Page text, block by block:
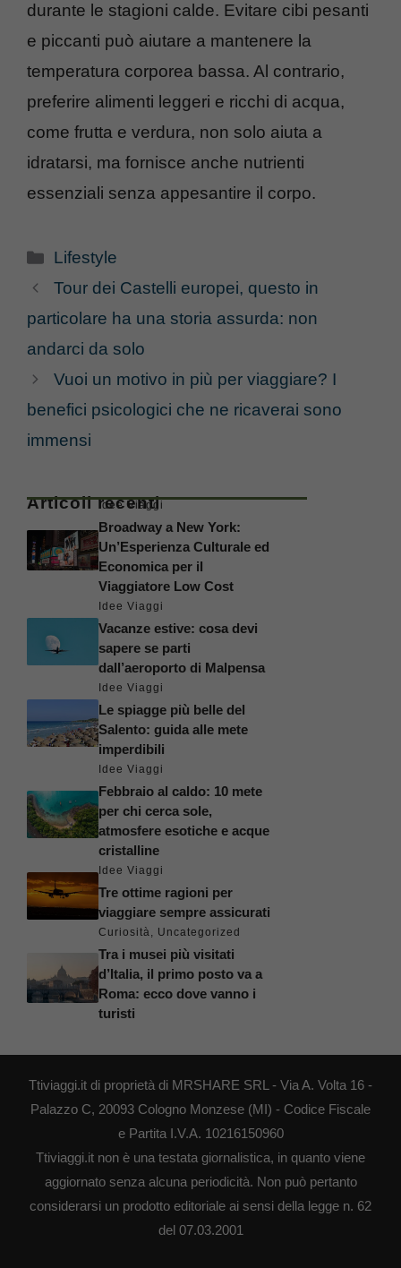
durante le stagioni calde. Evitare cibi pesanti
e piccanti può aiutare a mantenere la
temperatura corporea bassa. Al contrario,
preferire alimenti leggeri e ricchi di acqua,
come frutta e verdura, non solo aiuta a
idratarsi, ma fornisce anche nutrienti
essenziali senza appesantire il corpo.
Categorie
Lifestyle
Tour dei Castelli europei, questo in
particolare ha una storia assurda: non
andarci da solo
Vuoi un motivo in più per viaggiare? I
benefici psicologici che ne ricaverai sono
immensi
Articoli recenti
Idee Viaggi
Broadway a New York:
Un’Esperienza Culturale ed
Economica per il
Viaggiatore Low Cost
Idee Viaggi
Vacanze estive: cosa devi
sapere se parti
dall’aeroporto di Malpensa
Idee Viaggi
Le spiagge più belle del
Salento: guida alle mete
imperdibili
Idee Viaggi
Febbraio al caldo: 10 mete
per chi cerca sole,
atmosfere esotiche e acque
cristalline
Idee Viaggi
Tre ottime ragioni per
viaggiare sempre assicurati
Curiosità, Uncategorized
Tra i musei più visitati
d’Italia, il primo posto va a
Roma: ecco dove vanno i
turisti
Ttiviaggi.it di proprietà di MRSHARE SRL - Via A. Volta 16 -
Palazzo C, 20093 Cologno Monzese (MI) - Codice Fiscale
e Partita I.V.A. 10216150960
Ttiviaggi.it non è una testata giornalistica, in quanto viene
aggiornato senza alcuna periodicità. Non può pertanto
considerarsi un prodotto editoriale ai sensi della legge n. 62
del 07.03.2001